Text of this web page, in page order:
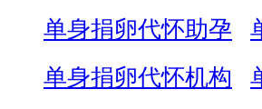
单身捐卵代怀助孕
单身捐卵代怀机构